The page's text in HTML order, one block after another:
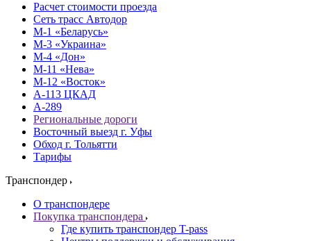
Расчет стоимости проезда
Сеть трасс Автодор
М-1 «Беларусь»
М-3 «Украина»
М-4 «Дон»
М-11 «Нева»
М-12 «Восток»
А-113 ЦКАД
А-289
Региональные дороги
Восточный выезд г. Уфы
Обход г. Тольятти
Тарифы
Транспондер
О транспондере
Покупка транспондера
Где купить транспондер T-pass